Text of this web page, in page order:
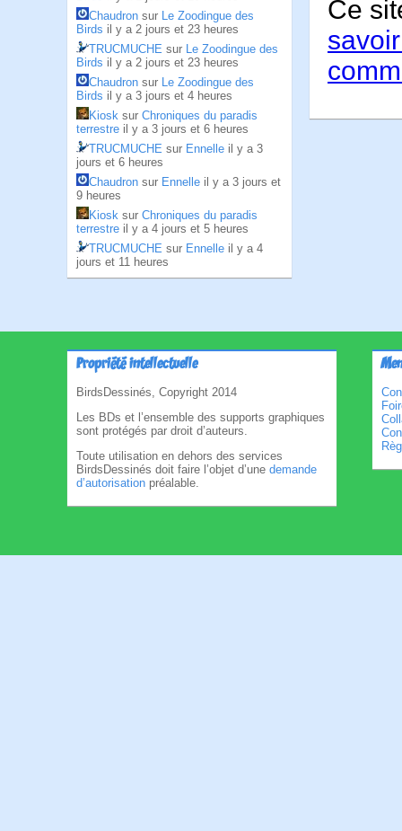
Chaudron sur Le Zoodingue des
Birds il y a 2 jours et 23 heures
TRUCMUCHE sur Le Zoodingue des
Birds il y a 2 jours et 23 heures
Chaudron sur Le Zoodingue des
Birds il y a 3 jours et 4 heures
Kiosk sur Chroniques du paradis
terrestre il y a 3 jours et 6 heures
TRUCMUCHE sur Ennelle il y a 3
jours et 6 heures
Chaudron sur Ennelle il y a 3 jours et
9 heures
Kiosk sur Chroniques du paradis
terrestre il y a 4 jours et 5 heures
TRUCMUCHE sur Ennelle il y a 4
jours et 11 heures
Ce
Propriété intellectuelle
BirdsDessinés, Copyright 2014
Les BDs et l’ensemble des supports graphiques
sont protégés par droit d’auteurs.
Toute utilisation en dehors des services
BirdsDessinés doit faire l’objet d’une demande
d’autorisation préalable.